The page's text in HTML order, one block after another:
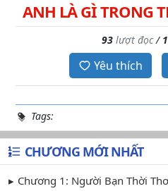
ANH LÀ GÌ TRONG
93 lượt đọc/ 1
Yêu thích
Tags:
CHƯƠNG MỚI NHẤT
Chương 1: Người Bạn Thời